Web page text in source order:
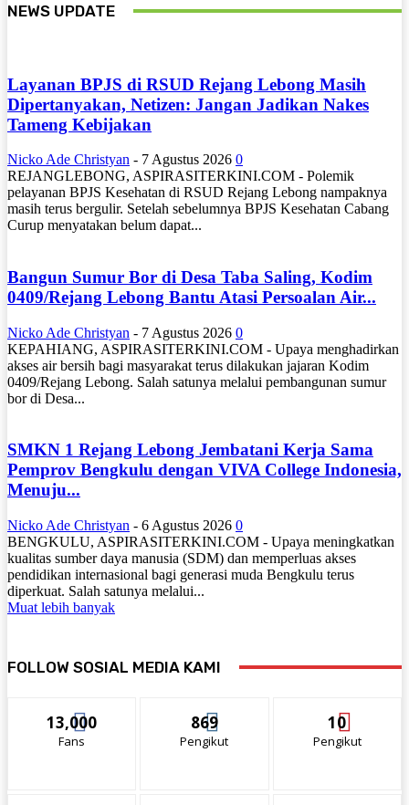
NEWS UPDATE
Layanan BPJS di RSUD Rejang Lebong Masih
Dipertanyakan, Netizen: Jangan Jadikan Nakes
Tameng Kebijakan
Nicko Ade Christyan - 7 Agustus 2026 0
REJANGLEBONG, ASPIRASITERKINI.COM - Polemik
pelayanan BPJS Kesehatan di RSUD Rejang Lebong nampaknya
masih terus bergulir. Setelah sebelumnya BPJS Kesehatan Cabang
Curup menyatakan belum dapat...
Bangun Sumur Bor di Desa Taba Saling, Kodim
0409/Rejang Lebong Bantu Atasi Persoalan Air...
Nicko Ade Christyan - 7 Agustus 2026 0
KEPAHIANG, ASPIRASITERKINI.COM - Upaya menghadirkan
akses air bersih bagi masyarakat terus dilakukan jajaran Kodim
0409/Rejang Lebong. Salah satunya melalui pembangunan sumur
bor di Desa...
SMKN 1 Rejang Lebong Jembatani Kerja Sama
Pemprov Bengkulu dengan VIVA College Indonesia,
Menuju...
Nicko Ade Christyan - 6 Agustus 2026 0
BENGKULU, ASPIRASITERKINI.COM - Upaya meningkatkan
kualitas sumber daya manusia (SDM) dan memperluas akses
pendidikan internasional bagi generasi muda Bengkulu terus
diperkuat. Salah satunya melalui...
Muat lebih banyak
FOLLOW SOSIAL MEDIA KAMI
13,000
Fans
869
Pengikut
10
Pengikut